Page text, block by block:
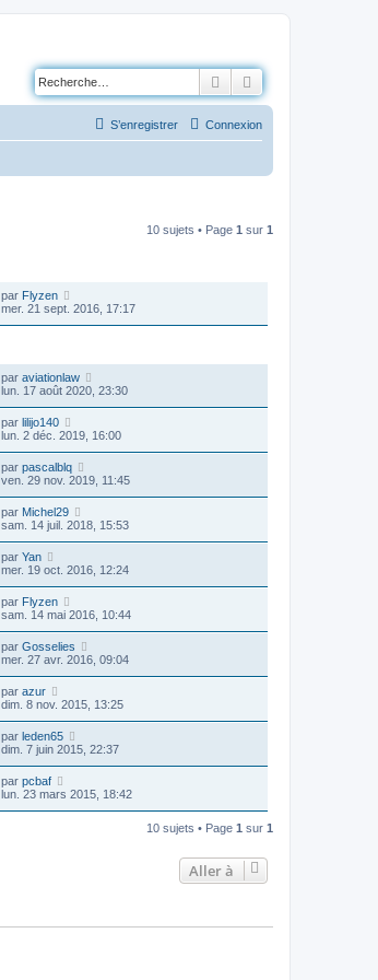
Rechercher
Connexion
S’enregistrer
10 sujets • Page 1 sur 1
par Flyzen
mer. 21 sept. 2016, 17:17
par aviationlaw
lun. 17 août 2020, 23:30
par lilijo140
lun. 2 déc. 2019, 16:00
par pascalblq
ven. 29 nov. 2019, 11:45
par Michel29
sam. 14 juil. 2018, 15:53
par Yan
mer. 19 oct. 2016, 12:24
par Flyzen
sam. 14 mai 2016, 10:44
par Gosselies
mer. 27 avr. 2016, 09:04
par azur
dim. 8 nov. 2015, 13:25
par leden65
dim. 7 juin 2015, 22:37
par pcbaf
lun. 23 mars 2015, 18:42
10 sujets • Page 1 sur 1
Aller à